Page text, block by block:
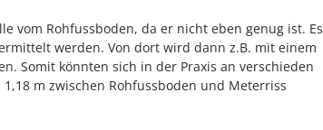
vom Rohfussboden, da er nicht eben genug ist. Es
werden. Von dort wird dann z.B. mit einem
Somit könnten sich in der Praxis an verschieden
m zwischen Rohfussboden und Meterriss